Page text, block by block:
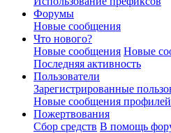
Форумы
Новые сообщения
Что нового?
Новые сообщения Новые
Последняя активность
Пользователи
Зарегистрированные
Новые сообщения профилей
Пожертвования
Сбор средств В помощь